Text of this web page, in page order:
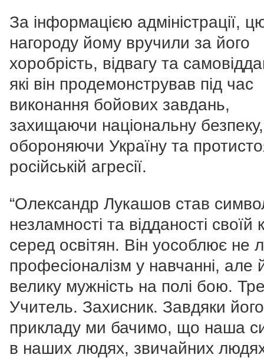
За інформацією адміністрації,
нагороду йому вручили за його
хоробрість, відвагу та
які він продемонстрував під час
виконання бойових завдань,
захищаючи національну безпеку,
обороняючи Україну та
російській агресії.
“Олександр Лукашов став
незламності та відданості своїй
серед освітян. Він уособлює не
професіоналізм у навчанні, але
велику мужність на полі бою.
Учитель. Захисник. Завдяки його
прикладу ми бачимо, що наша
в наших людях, звичайних